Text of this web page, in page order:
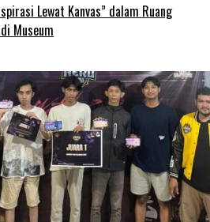
Lewat Kanvas” dalam Ruang
Museum